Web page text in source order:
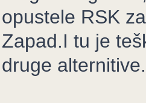
opustele RSK
Zapad.I tu je
druge alternitive.